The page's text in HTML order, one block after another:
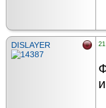
DISLAYER